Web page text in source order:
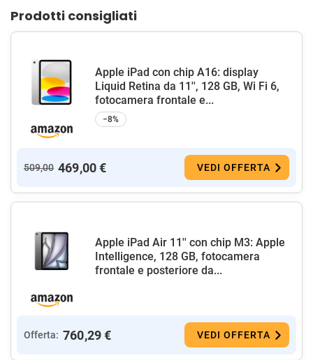
Prodotti consigliati
Apple iPad con chip A16: display
Liquid Retina da 11'', 128 GB, Wi Fi 6,
fotocamera frontale e...
−8%
509,00 469,00 € VEDI OFFERTA
Apple iPad Air 11'' con chip M3: Apple
Intelligence, 128 GB, fotocamera
frontale e posteriore da...
Offerta: 760,29 € VEDI OFFERTA